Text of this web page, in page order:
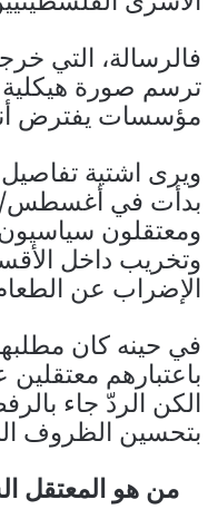
فالرسالة، التي
ترسم صورة
مؤسسات يفترض
ويرى اشتية
بدأت في أغسطس/
ومعتقلون
وتخريب داخل
الإضراب عن الطعام لمدة
في حينه كان
باعتبارهم
الكن الردّ جاء
بتحسين الظروف
من هو المعتقل